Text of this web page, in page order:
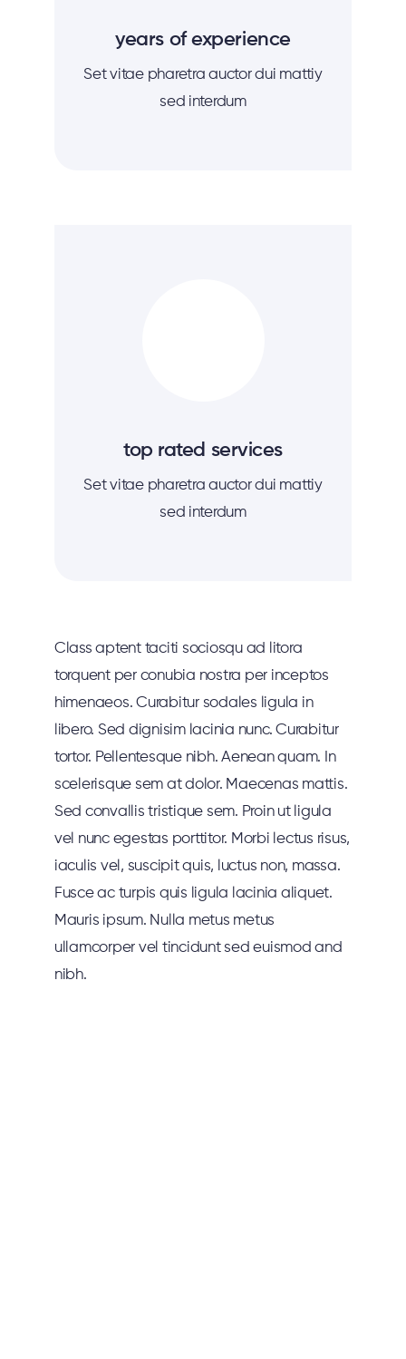
years of experience
Set vitae pharetra auctor dui mattiy
sed interdum
top rated services
Set vitae pharetra auctor dui mattiy
sed interdum
Class aptent taciti sociosqu ad litora
torquent per conubia nostra per inceptos
himenaeos. Curabitur sodales ligula in
libero. Sed dignisim lacinia nunc. Curabitur
tortor. Pellentesque nibh. Aenean quam. In
scelerisque sem at dolor. Maecenas mattis.
Sed convallis tristique sem. Proin ut ligula
vel nunc egestas porttitor. Morbi lectus risus,
iaculis vel, suscipit quis, luctus non, massa.
Fusce ac turpis quis ligula lacinia aliquet.
Mauris ipsum. Nulla metus metus
ullamcorper vel tincidunt sed euismod and
nibh.